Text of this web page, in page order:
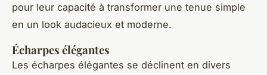
pour leur capacité à transformer une tenue simple
en un look audacieux et moderne.
Écharpes élégantes
Les écharpes élégantes se déclinent en divers